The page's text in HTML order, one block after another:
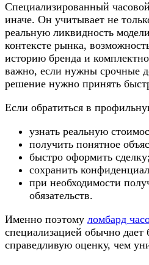
Специализированный
иначе. Он учитывает не
реальную ликвидность
контексте рынка,
историю бренда и
важно, если нужны срочные
решение нужно принять
Если обратиться в
узнать реальную
получить понятное
быстро оформить сделку;
сохранить
при необходимости
обязательств.
Именно поэтому ломбард
специализацией обычно дает
справедливую оценку, чем